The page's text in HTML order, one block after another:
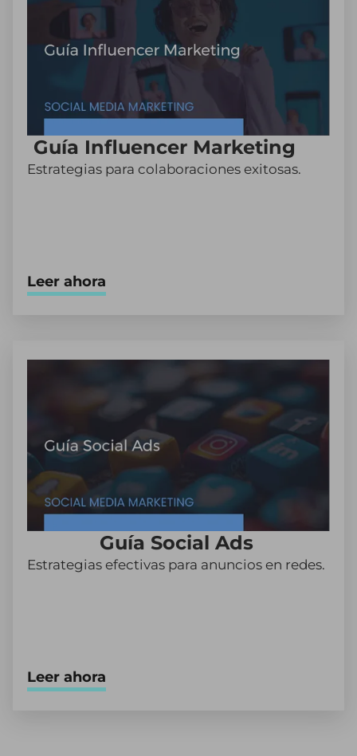
Guía Influencer Marketing
Estrategias para colaboraciones exitosas.
Leer ahora
Guía Social Ads
Estrategias efectivas para anuncios en redes.
Leer ahora